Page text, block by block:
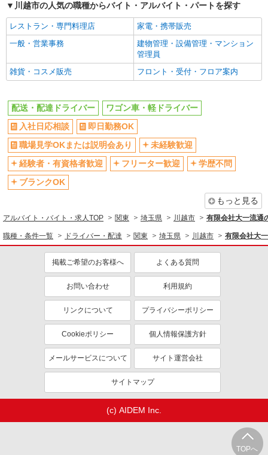
月給365,000円〜454,000円+交通費規定内支給
★最大給与実績：月給541,000円 ※経験・能力等
考慮し、優遇します ※頑張り次第で上記以上の収
入も可能です ★16年連続昇給中！令和8年10月昇
給決定しました！
川越営業所 埼玉県川越市石田155
キープ 詳細を見る
株式会社新木商事
大型車（10t車）ドライバー
月給415,000円〜504,000円+交通費規定内支給
★最大給与実績：月給587,000円 ※経験・能力等
考慮し、優遇します ※頑張り次第で上記以上の収
入も可能です ★16年連続昇給中！令和8年10月昇
給決定しました！
川越営業所 埼玉県川越市石田155
キープ
株式会社メディスケット
医薬品配送ドライバー
株式会社メディスケット 川越事業所 （埼玉
県川越市仙波町3-14-5）
キープ 詳細を見る
4t・10ｔドライバー
月給320,000円〜450,000円 給与例)Ａさん
令和８年５月総支給額519,668円 残業29ｈ
給与例）Ｂさん 令和８年５月総支給額501,466
支給額491,722円 残業2２ｈ ※経験・能力に
より優遇（応相談） ※試用期間3ヶ月あり（同条
件） ※定期昇給あり ※ベースアップあり（業績に
よる） ※昇格あり ※本採用後3年以上の正社員に
川越センター 埼玉県川越市芳野台1-3015-
6（川越工業団地内）
川越市の人気の職種からバイト・アルバイト・パートを探す
レストラン・専門料理店
家電・携帯販売
一般・営業事務
建物管理・設備管理・マンション
管理員
雑貨・コスメ販売
フロント・受付・フロア案内
TOPへ
配送・配達ドライバー
ワゴン車・軽ドライバー
入社日応相談
即日勤務OK
職場見学OKまたは説明会あり
未経験歓迎
経験者・有資格者歓迎
フリーター歓迎
学歴不問
ブランクOK
もっと見る
アルバイト・バイト・求人TOP 関東 埼玉県 川越市 有限会社大一流通
職種・条件一覧 ドライバー・配達 関東 埼玉県 川越市 有限会社大
掲載ご希望のお客様へ よくある質問
お問い合わせ 利用規約
リンクについて プライバシーポリシー
Cookieポリシー 個人情報保護方針
メールサービスについて サイト運営会社
サイトマップ
(c) AIDEM Inc.